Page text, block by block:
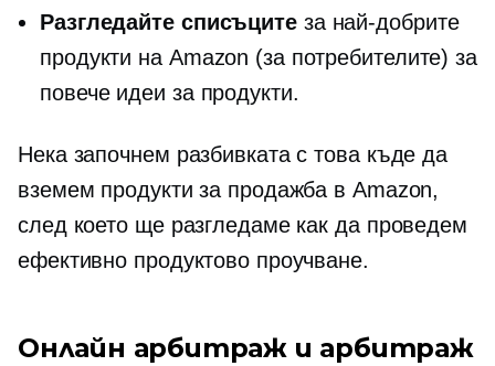
Разгледайте списъцитеза най-добрите
продукти на Amazon (за потребителите) за
повече идеи за продукти.
Нека започнем разбивката с това къде да
вземем продукти за продажба в Amazon,
след което ще разгледаме как да проведем
ефективно продуктово проучване.
Онлайн арбитраж и арбитраж